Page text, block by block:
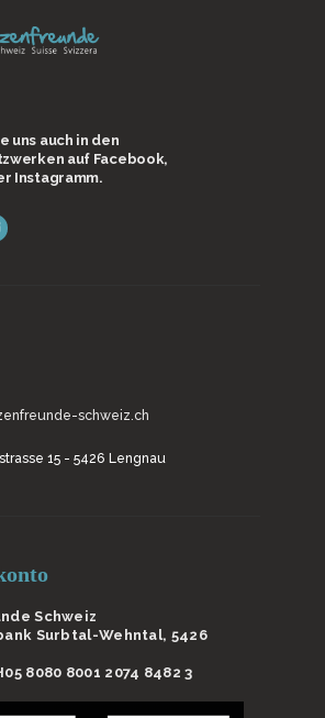
uns auch in den
auf Facebook,
Instagramm.
schweiz.ch
15 - 5426 Lengnau
Schweiz
Surbtal-Wehntal, 5426
8080 8001 2074 8482 3